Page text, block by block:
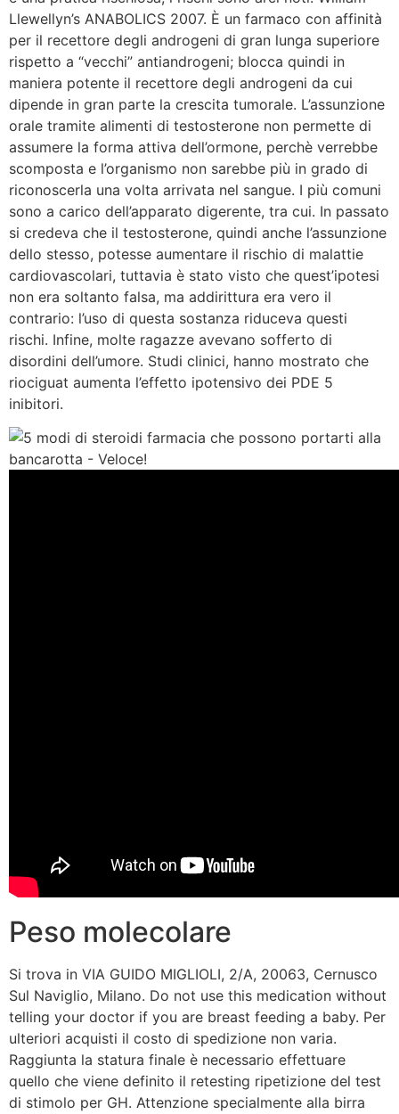
Llewellyn’s ANABOLICS 2007. È un farmaco con affinità
per il recettore degli androgeni di gran lunga superiore
rispetto a “vecchi” antiandrogeni; blocca quindi in
maniera potente il recettore degli androgeni da cui
dipende in gran parte la crescita tumorale. L’assunzione
orale tramite alimenti di testosterone non permette di
assumere la forma attiva dell’ormone, perchè verrebbe
scomposta e l’organismo non sarebbe più in grado di
riconoscerla una volta arrivata nel sangue. I più comuni
sono a carico dell’apparato digerente, tra cui. In passato
si credeva che il testosterone, quindi anche l’assunzione
dello stesso, potesse aumentare il rischio di malattie
cardiovascolari, tuttavia è stato visto che quest’ipotesi
non era soltanto falsa, ma addirittura era vero il
contrario: l’uso di questa sostanza riduceva questi
rischi. Infine, molte ragazze avevano sofferto di
disordini dell’umore. Studi clinici, hanno mostrato che
riociguat aumenta l’effetto ipotensivo dei PDE 5
inibitori.
Peso molecolare
Si trova in VIA GUIDO MIGLIOLI, 2/A, 20063, Cernusco
Sul Naviglio, Milano. Do not use this medication without
telling your doctor if you are breast feeding a baby. Per
ulteriori acquisti il costo di spedizione non varia.
Raggiunta la statura finale è necessario effettuare
quello che viene definito il retesting ripetizione del test
di stimolo per GH. Attenzione specialmente alla birra